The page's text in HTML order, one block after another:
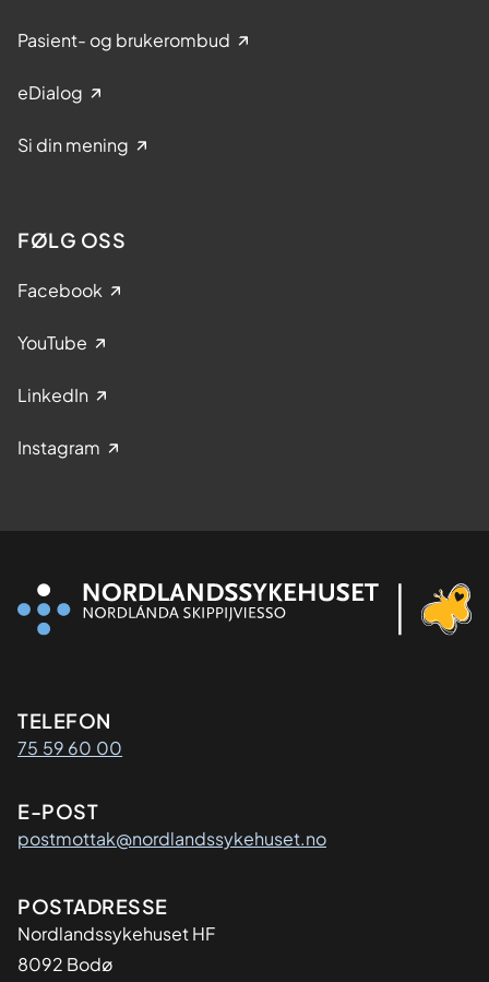
Pasient- og brukerombud
eDialog
Si din mening
FØLG OSS
Facebook
YouTube
LinkedIn
Instagram
Kontaktinformasjon
TELEFON
75 59 60 00
E-POST
postmottak@nordlandssykehuset.no
Adresse
POSTADRESSE
Nordlandssykehuset HF
8092 Bodø